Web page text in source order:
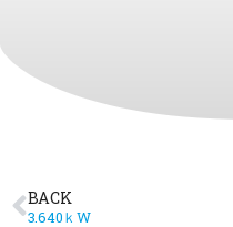
BACK
3.640ｋW